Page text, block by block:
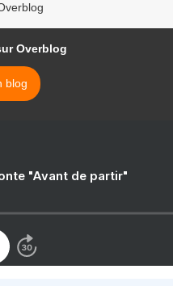
Overblog
blog
"Avant de partir"